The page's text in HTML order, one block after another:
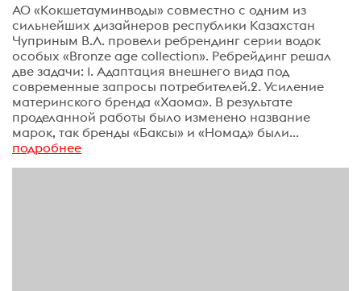
АО «Кокшетауминводы» совместно с одним из
сильнейших дизайнеров республики Казахстан
Чуприным В.Л. провели ребрендинг серии водок
особых «Bronze age collection». Ребрейдинг решал
две задачи: 1. Адаптация внешнего вида под
современные запросы потребителей.2. Усиление
материнского бренда «Хаома». В результате
проделанной работы было изменено название
марок, так бренды «Баксы» и «Номад» были...
подробнее